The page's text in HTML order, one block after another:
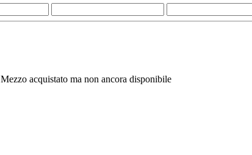
Mezzo acquistato ma non ancora disponibile